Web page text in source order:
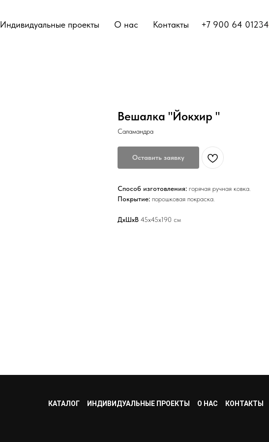
Индивидуальные проекты О нас Контакты +7 900 64 01234
Вешалка "Йокхир "
Саламандра
Оставить заявку
Способ изготовления: горячая ручная ковка.
Покрытие: порошковая покраска.
ДхШхВ 45х45х190 см
КАТАЛОГ ИНДИВИДУАЛЬНЫЕ ПРОЕКТЫ О НАС КОНТАКТЫ